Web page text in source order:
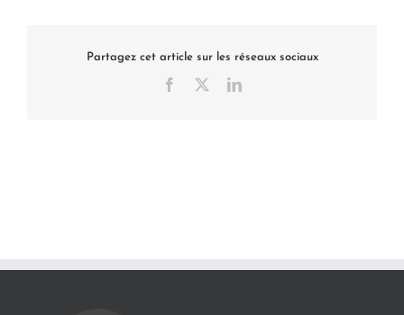
Partagez cet article sur les réseaux sociaux
Facebook LinkedIn